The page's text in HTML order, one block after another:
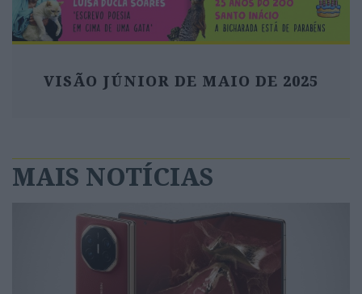
VISÃO JÚNIOR DE MAIO DE 2025
MAIS NOTÍCIAS